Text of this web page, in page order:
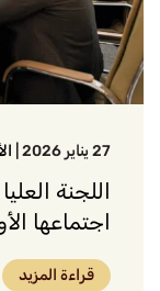
27 يناير 2026
اللجنة
اجتماعها
قراءة المزيد